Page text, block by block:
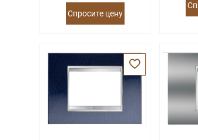
Спросите цену